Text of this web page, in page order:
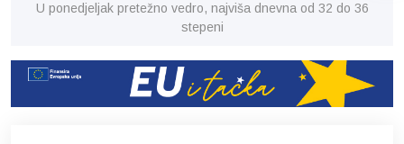
U ponedjeljak pretežno vedro, najviša dnevna od 32 do 36
stepeni